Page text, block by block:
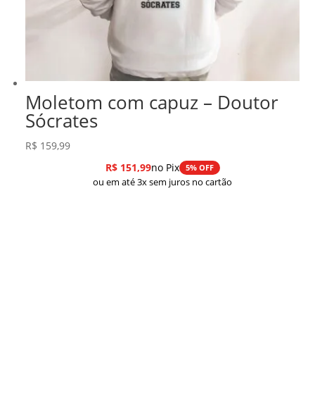
Moletom com capuz – Doutor
Sócrates
R$ 159,99
R$151,99no Pix 5% OFF
ou em até 3x sem juros no cartão